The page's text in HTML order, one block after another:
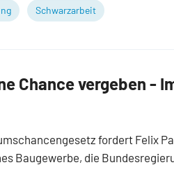
Schwarzarbeit
Chance vergeben -
fordert Felix
Baugewerbe, die